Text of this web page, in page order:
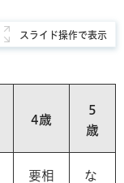
スライド操作で表示
4歳
5
歳
要相
な